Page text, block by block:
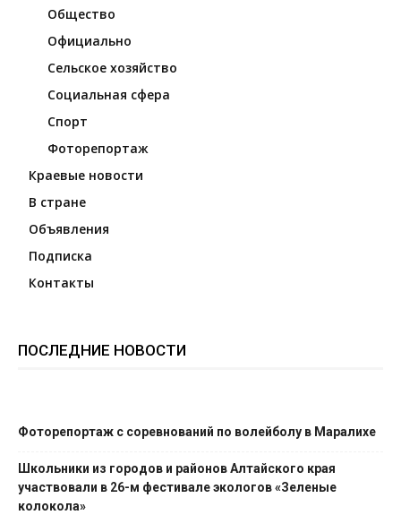
Общество
Официально
Сельское хозяйство
Социальная сфера
Спорт
Фоторепортаж
Краевые новости
В стране
Объявления
Подписка
Контакты
ПОСЛЕДНИЕ НОВОСТИ
Фоторепортаж с соревнований по волейболу в Маралихе
Школьники из городов и районов Алтайского края
участвовали в 26-м фестивале экологов «Зеленые
колокола»